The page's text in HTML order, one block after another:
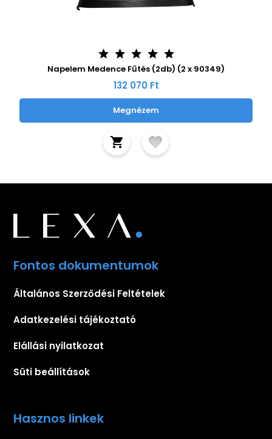
Napelem Medence Fűtés (2db) (2 x 90349)
132 070 Ft
Megnézem
Fontos dokumentumok
Általános Szerződési Feltételek
Adatkezelési tájékoztató
Elállási nyilatkozat
Süti beállítások
Hasznos linkek